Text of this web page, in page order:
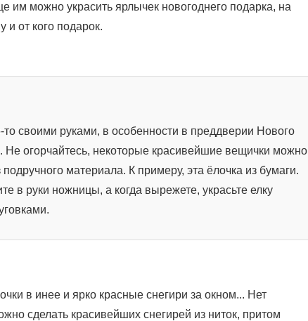
им можно украсить ярлычек новогоднего подарка, на
и от кого подарок.
то своими руками, в особенности в преддверии Нового
Не огорчайтесь, некоторые красивейшие вещички можно
материала. К примеру, эта ёлочка из бумаги.
в руки ножницы, а когда вырежете, украсьте елку
в инее и ярко красные снегири за окном... Нет
сделать красивейших снегирей из ниток, притом